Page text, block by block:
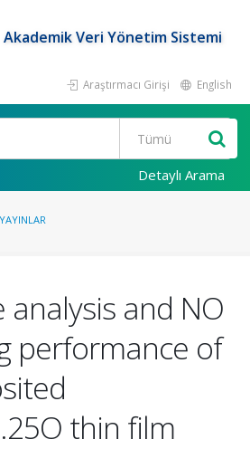
Akademik Veri Yönetim Sistemi
Araştırmacı Girişi English
Detaylı Arama
analysis and NO
performance of
thin film